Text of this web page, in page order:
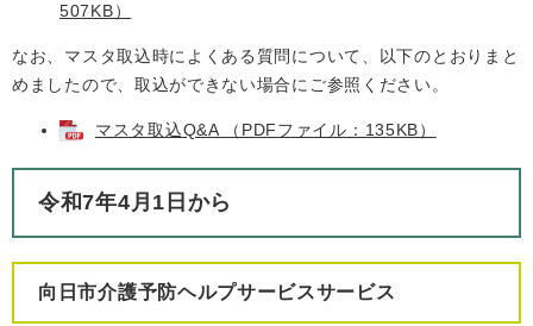
507KB）
なお、マスタ取込時によくある質問について、以下のとおりまと
めましたので、取込ができない場合にご参照ください。
マスタ取込Q&A （PDFファイル：135KB）
令和7年4月1日から
向日市介護予防ヘルプサービスサービス